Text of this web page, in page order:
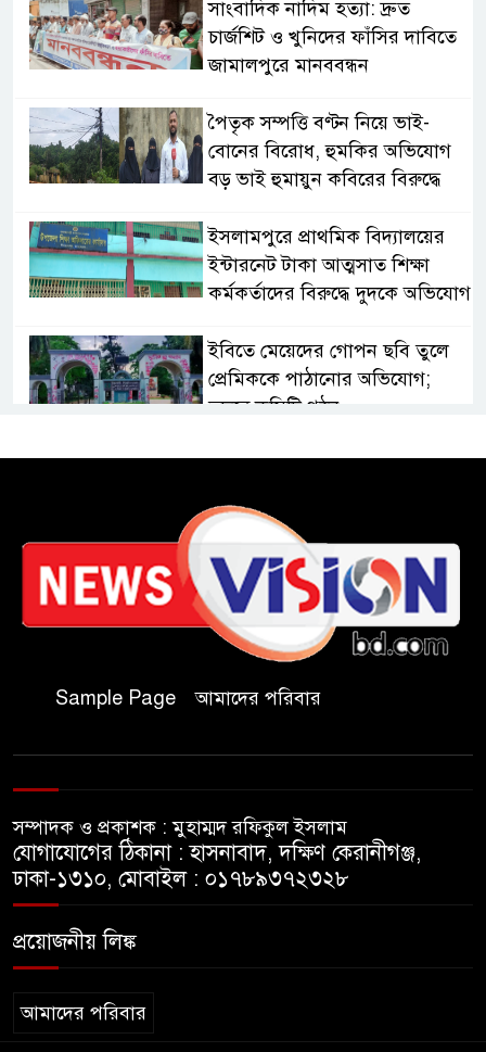
সাংবাদিক নাদিম হত্যা: দ্রুত
চার্জশিট ও খুনিদের ফাঁসির দাবিতে
জামালপুরে মানববন্ধন
পৈতৃক সম্পত্তি বণ্টন নিয়ে ভাই-
বোনের বিরোধ, হুমকির অভিযোগ
বড় ভাই হুমায়ুন কবিরের বিরুদ্ধে
​ইসলামপুরে প্রাথমিক বিদ্যালয়ের
ইন্টারনেট টাকা আত্মসাত শিক্ষা
কর্মকর্তাদের বিরুদ্ধে দুদকে অভিযোগ
ইবিতে মেয়েদের গোপন ছবি তুলে
প্রেমিককে পাঠানোর অভিযোগ;
তদন্তে কমিটি গঠন
কুবিতে সেন্টার ফর জাকাত
১১ বিজিবির অভিযানে প্রায় ৯০
হাজার পিস বার্মিজ ইয়াবা উদ্ধার
চকরিয়ায় ফাঁসিয়াখালী সরকারি
প্রাথমিক বিদ্যালয়ের ম্যানেজিং
কমিটির সভাপতি নির্বাচিত মো.
ফ্যাসিবাদী সমাজব্যবস্থার
মূলোৎপাটনের লক্ষ্যে; ইবিসাস
সভাপতি
Sample Page আমাদের পরিবার
সম্পাদক ও প্রকাশক : মুহাম্মদ রফিকুল ইসলাম
যোগাযোগের ঠিকানা : হাসনাবাদ, দক্ষিণ কেরানীগঞ্জ,
ঢাকা-১৩১০, মোবাইল : ০১৭৮৯৩৭২৩২৮
প্রয়োজনীয় লিঙ্ক
আমাদের পরিবার